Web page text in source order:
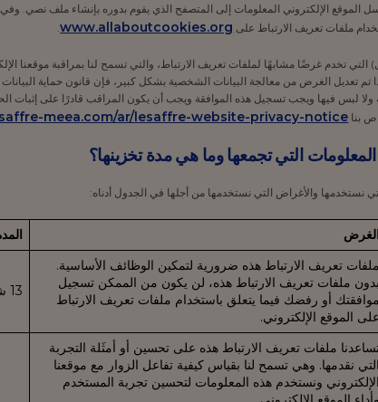
الموقع الإلكتروني المعلومات إلى المتصفح الذي يقوم بدوره بإنشاء ملف نصي.
ملفات تعريف الارتباط على www.allaboutcookies.org
.
تخدم غرضًا مشابهًا لملفات تعريف الارتباط، والتي تسمح لنا بمراقبة موقعنا
تعديل الغرض من معالجة البيانات الشخصية بشكل كبير، فإن قانون حماية
لبس فيها ويجب تسجيل هذه الموافقة ويجب أن يكون المراقب قادرًا على إثبات
بنا meea.com/ar/lesaffre-website-privacy-notice
التي تجمعها وما هي مدة تخزينها؟
نستخدمها والأغراض التي نستخدمها من أجلها في الجدول أدناه:
الغرض
ملفات تعريف الارتباط هذه ضرورية لتمكين الوظائف الأساسية.
بدون ملفات تعريف الارتباط هذه، لن يكون من الممكن تسجيل
موافقتك أو رفضك فيما يتعلق باستخدام ملفات تعريف الارتباط
على الموقع الإلكتروني.
13 شهرًا
ملفات تعريف الارتباط هذه على تحسين أو أمثَلة التجربة
التي نقدمها. وهي تسمح لنا بقياس كيفية تفاعل الزوار مع موقعنا
الإلكتروني ونستخدم هذه المعلومات لتحسين تجربة المستخدم